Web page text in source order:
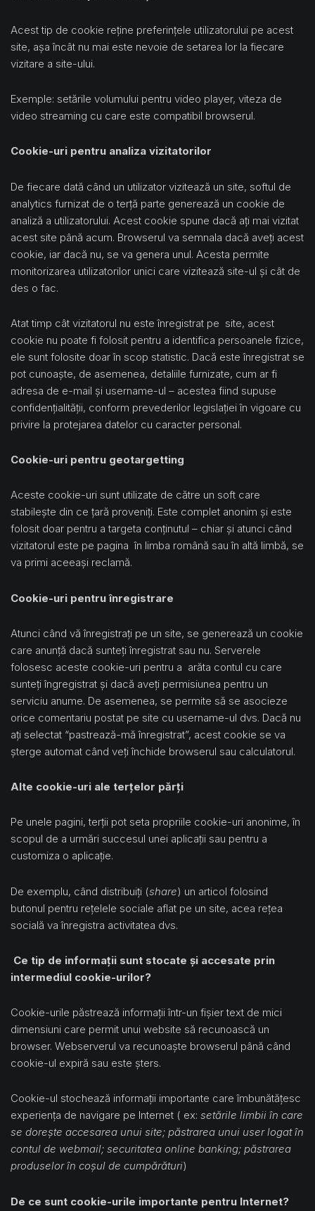
Acest tip de cookie reține preferințele utilizatorului pe acest
site, așa încât nu mai este nevoie de setarea lor la fiecare
vizitare a site-ului.
Exemple: setările volumului pentru video player, viteza de
video streaming cu care este compatibil browserul.
Cookie-uri pentru analiza vizitatorilor
De fiecare dată când un utilizator vizitează un site, softul de
analytics furnizat de o terță parte generează un cookie de
analiză a utilizatorului. Acest cookie spune dacă ați mai vizitat
acest site până acum. Browserul va semnala dacă aveți acest
cookie, iar dacă nu, se va genera unul. Acesta permite
monitorizarea utilizatorilor unici care vizitează site-ul și cât de
des o fac.
Atat timp cât vizitatorul nu este înregistrat pe site, acest
cookie nu poate fi folosit pentru a identifica persoanele fizice,
ele sunt folosite doar în scop statistic. Dacă este înregistrat se
pot cunoaște, de asemenea, detaliile furnizate, cum ar fi
adresa de e-mail și username-ul – acestea fiind supuse
confidențialității, conform prevederilor legislației în vigoare cu
privire la protejarea datelor cu caracter personal.
Cookie-uri pentru geotargetting
Aceste cookie-uri sunt utilizate de către un soft care
stabilește din ce țară proveniți. Este complet anonim și este
folosit doar pentru a targeta conținutul – chiar și atunci când
vizitatorul este pe pagina în limba română sau în altă limbă, se
va primi aceeași reclamă.
Cookie-uri pentru înregistrare
Atunci când vă înregistrați pe un site, se generează un cookie
care anunță dacă sunteți înregistrat sau nu. Serverele
folosesc aceste cookie-uri pentru a arăta contul cu care
sunteți îngregistrat și dacă aveți permisiunea pentru un
serviciu anume. De asemenea, se permite să se asocieze
orice comentariu postat pe site cu username-ul dvs. Dacă nu
ați selectat “pastrează-mă înregistrat”, acest cookie se va
șterge automat când veți închide browserul sau calculatorul.
Alte cookie-uri ale terțelor părți
Pe unele pagini, terții pot seta propriile cookie-uri anonime, în
scopul de a urmări succesul unei aplicații sau pentru a
customiza o aplicație.
De exemplu, când distribuiți (share) un articol folosind
butonul pentru rețelele sociale aflat pe un site, acea rețea
socială va înregistra activitatea dvs.
Ce tip de informații sunt stocate și accesate prin
intermediul cookie-urilor?
Cookie-urile păstrează informații într-un fișier text de mici
dimensiuni care permit unui website să recunoască un
browser. Webserverul va recunoaște browserul până când
cookie-ul expiră sau este șters.
Cookie-ul stochează informații importante care îmbunătățesc
experiența de navigare pe Internet ( ex: setările limbii în care
se dorește accesarea unui site; păstrarea unui user logat în
contul de webmail; securitatea online banking; păstrarea
produselor în coșul de cumpărături)
De ce sunt cookie-urile importante pentru Internet?